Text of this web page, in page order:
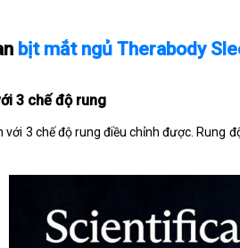
bịt mắt ngủ Therabody
3 chế độ rung
với 3 chế độ rung điều chỉnh được. Rung